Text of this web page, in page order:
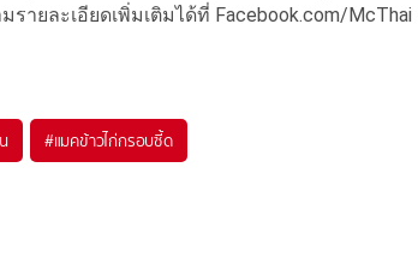
รายละเอียดเพิ่มเติมได้ที่ Facebook.com/McThai
#แมคข้าวไก่กรอบซี้ด